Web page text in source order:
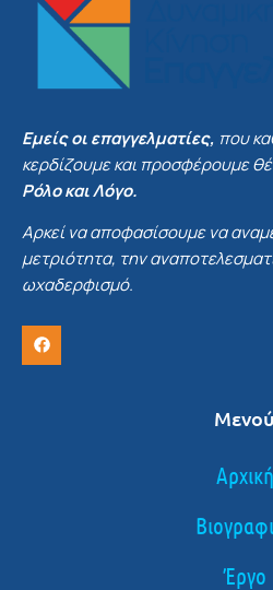
Εμείς οι επαγγελματίες, που
κερδίζουμε και προσφέρουμε
Ρόλο και Λόγο.
Αρκεί να αποφασίσουμε να
μετριότητα, την
ωχαδερφισμό.
Μενού
Αρχική
Έργο